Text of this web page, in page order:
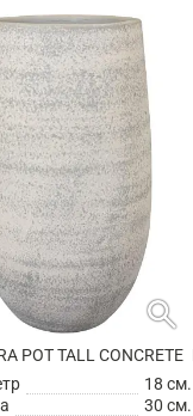
search
POT TALL CONCRETE
18 см.
30 см.